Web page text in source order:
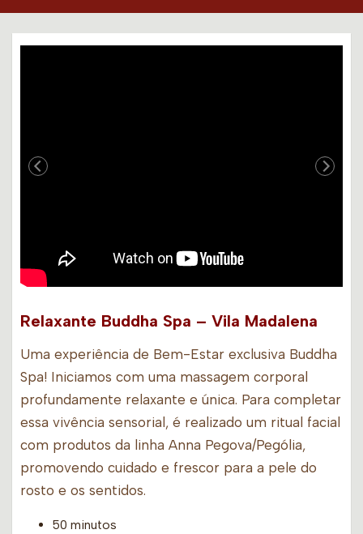
Relaxante Buddha Spa – Vila Madalena
Uma experiência de Bem-Estar exclusiva Buddha
Spa! Iniciamos com uma massagem corporal
profundamente relaxante e única. Para completar
essa vivência sensorial, é realizado um ritual facial
com produtos da linha Anna Pegova/Pególia,
promovendo cuidado e frescor para a pele do
rosto e os sentidos.
50 minutos